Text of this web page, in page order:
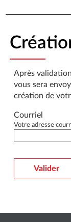
Après
vous sera
création de
Courriel
Votre adresse
Valider